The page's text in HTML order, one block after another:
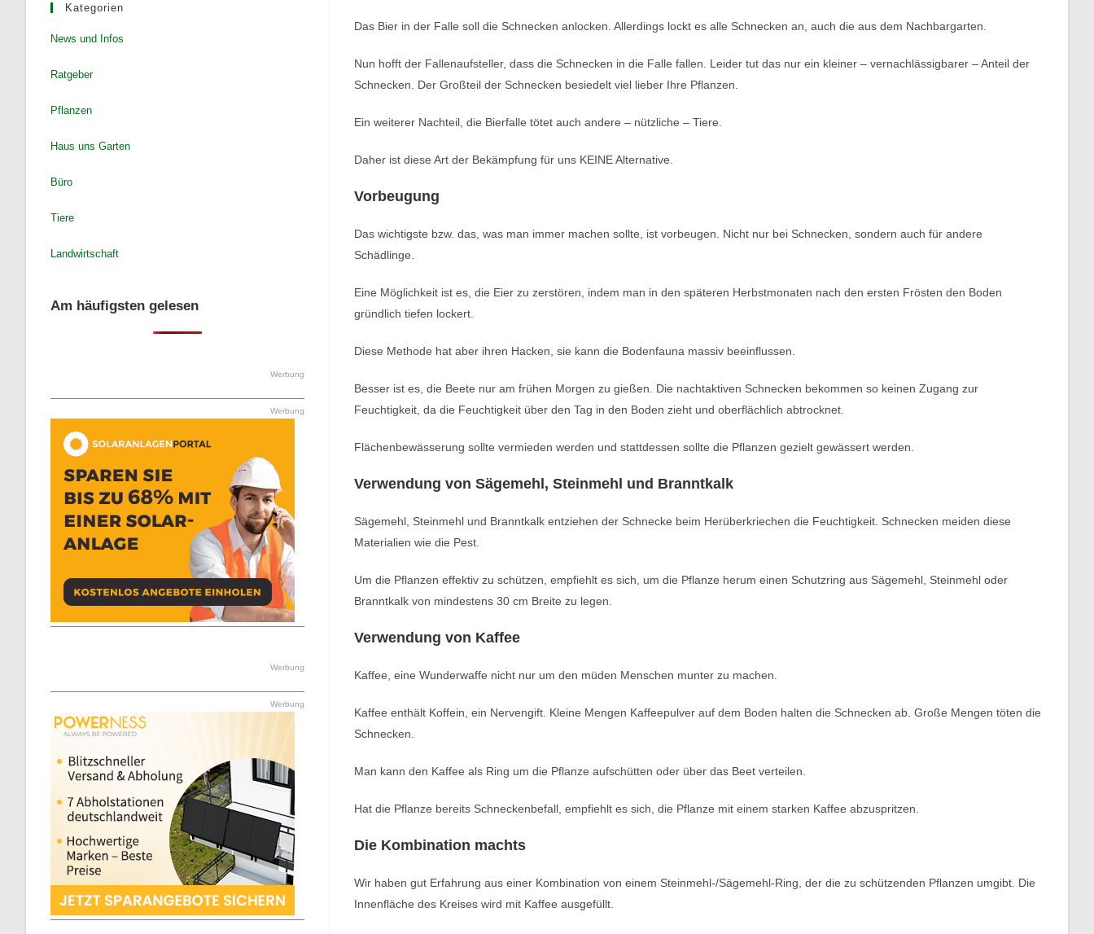
Das Bier in der Falle soll die Schnecken anlocken. Allerdings lockt es alle Schnecken an, auch die aus dem Nachbargarten.
Nun hofft der Fallenaufsteller, dass die Schnecken in die Falle fallen. Leider tut das nur ein kleiner – vernachlässigbarer – Anteil der
Schnecken. Der Großteil der Schnecken besiedelt viel lieber Ihre Pflanzen.
Ein weiterer Nachteil, die Bierfalle tötet auch andere – nützliche – Tiere.
Daher ist diese Art der Bekämpfung für uns KEINE Alternative.
Vorbeugung
Das wichtigste bzw. das, was man immer machen sollte, ist vorbeugen. Nicht nur bei Schnecken, sondern auch für andere
Schädlinge.
Eine Möglichkeit ist es, die Eier zu zerstören, indem man in den späteren Herbstmonaten nach den ersten Frösten den Boden
gründlich tiefen lockert.
Diese Methode hat aber ihren Hacken, sie kann die Bodenfauna massiv beeinflussen.
Besser ist es, die Beete nur am frühen Morgen zu gießen. Die nachtaktiven Schnecken bekommen so keinen Zugang zur
Feuchtigkeit, da die Feuchtigkeit über den Tag in den Boden zieht und oberflächlich abtrocknet.
Flächenbewässerung sollte vermieden werden und stattdessen sollte die Pflanzen gezielt gewässert werden.
Verwendung von Sägemehl, Steinmehl und Branntkalk
Sägemehl, Steinmehl und Branntkalk entziehen der Schnecke beim Herüberkriechen die Feuchtigkeit. Schnecken meiden diese
Materialien wie die Pest.
Um die Pflanzen effektiv zu schützen, empfiehlt es sich, um die Pflanze herum einen Schutzring aus Sägemehl, Steinmehl oder
Branntkalk von mindestens 30 cm Breite zu legen.
Verwendung von Kaffee
Kaffee, eine Wunderwaffe nicht nur um den müden Menschen munter zu machen.
Kaffee enthält Koffein, ein Nervengift. Kleine Mengen Kaffeepulver auf dem Boden halten die Schnecken ab. Große Mengen töten die
Schnecken.
Man kann den Kaffee als Ring um die Pflanze aufschütten oder über das Beet verteilen.
Hat die Pflanze bereits Schneckenbefall, empfiehlt es sich, die Pflanze mit einem starken Kaffee abzuspritzen.
Die Kombination machts
Wir haben gut Erfahrung aus einer Kombination von einem Steinmehl-/Sägemehl-Ring, der die zu schützenden Pflanzen umgibt. Die
Innenfläche des Kreises wird mit Kaffee ausgefüllt.
Kategorien
News und Infos
Ratgeber
Pflanzen
Haus uns Garten
Büro
Tiere
Landwirtschaft
Am häufigsten gelesen
Werbung
Werbung
Werbung
Werbung